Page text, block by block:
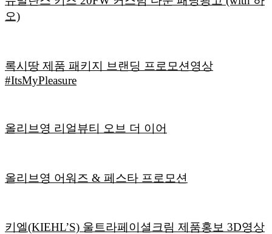
오)
록시땅 제품 패키지 브랜딩 프로모션영상
#ItsMyPleasure
올리브영 리얼뷰티 오브 더 이어
올리브영 어워즈 & 페스타 프로모션
키엘(KIEHL’S) 울트라페이셜크림 제품홍보 3D영상